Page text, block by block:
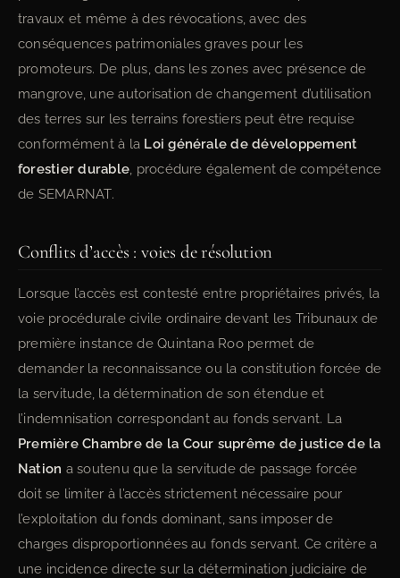
travaux et même à des révocations, avec des
conséquences patrimoniales graves pour les
promoteurs. De plus, dans les zones avec présence de
mangrove, une autorisation de changement d’utilisation
des terres sur les terrains forestiers peut être requise
conformément à la Loi générale de développement
forestier durable, procédure également de compétence
de SEMARNAT.
Conflits d’accès : voies de résolution
Lorsque l’accès est contesté entre propriétaires privés, la
voie procédurale civile ordinaire devant les Tribunaux de
première instance de Quintana Roo permet de
demander la reconnaissance ou la constitution forcée de
la servitude, la détermination de son étendue et
l’indemnisation correspondant au fonds servant. La
Première Chambre de la Cour suprême de justice de la
Nation a soutenu que la servitude de passage forcée
doit se limiter à l’accès strictement nécessaire pour
l’exploitation du fonds dominant, sans imposer de
charges disproportionnées au fonds servant. Ce critère a
une incidence directe sur la détermination judiciaire de